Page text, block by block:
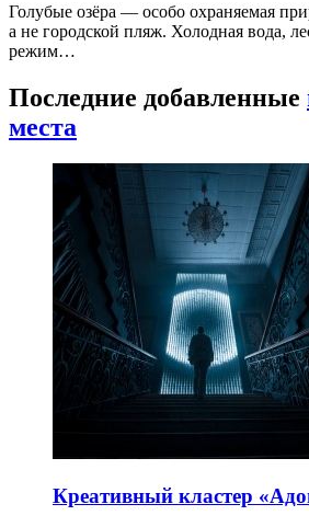
Голубые озёра — особо охраняемая
а не городской пляж. Холодная вода,
режим…
Последние добавленные
места
Креативный кластер